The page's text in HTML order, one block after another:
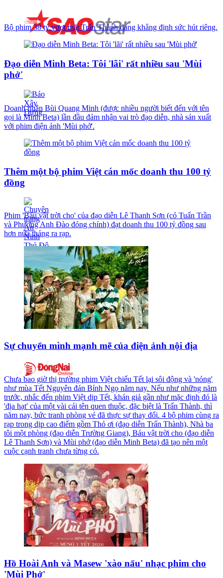
Bộ phim 38 tỷ vượt mặt Trấn Thành đang khẳng định sức hút riêng.
Đạo diễn Minh Beta: Tôi 'lãi' rất nhiều sau 'Mùi
phở'
Doanh nhân Bùi Quang Minh (được nhiều người biết đến với tên
gọi là Minh Beta) lần đầu đảm nhận vai trò đạo diễn, nhà sản xuất
với phim điện ảnh 'Mùi phở'.
Thêm một bộ phim Việt cán mốc doanh thu 100 tỷ
đồng
Phim 'Báu vật trời cho' của đạo diễn Lê Thanh Sơn (có Tuấn Trần
và Phương Anh Đào đóng chính) đạt doanh thu 100 tỷ đồng sau
hơn nửa tháng ra rạp.
Sự chuyển mình mạnh mẽ của điện ảnh nội địa
Chưa bao giờ thị trường phim Việt chiếu Tết lại sôi động và 'nóng'
như mùa Tết Nguyên đán Bính Ngọ năm nay. Nếu như những năm
trước, nhắc đến phim Việt dịp Tết, khán giả gần như mặc định đó là
'địa hạt' của một vài cái tên quen thuộc, đặc biệt là Trấn Thành, thì
năm nay, bức tranh phòng vé đã thực sự thay đổi. 4 bộ phim cùng ra
rạp trong dịp cao điểm gồm Thỏ ơi (đạo diễn Trấn Thành), Nhà ba
tôi một phòng (đạo diễn Trường Giang), Báu vật trời cho (đạo diễn
Lê Thanh Sơn) và Mùi phở (đạo diễn Minh Beta) đã tạo nên một
cuộc cạnh tranh chưa từng có.
Hồ Hoài Anh và Masew 'xào nấu' nhạc phim cho
'Mùi Phở'